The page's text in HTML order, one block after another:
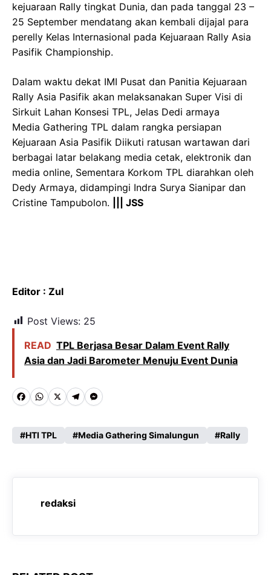
kejuaraan Rally tingkat Dunia, dan pada tanggal 23 –
25 September mendatang akan kembali dijajal para
perelly Kelas Internasional pada Kejuaraan Rally Asia
Pasifik Championship.
Dalam waktu dekat IMI Pusat dan Panitia Kejuaraan
Rally Asia Pasifik akan melaksanakan Super Visi di
Sirkuit Lahan Konsesi TPL, Jelas Dedi armaya
Media Gathering TPL dalam rangka persiapan
Kejuaraan Asia Pasifik Diikuti ratusan wartawan dari
berbagai latar belakang media cetak, elektronik dan
media online, Sementara Korkom TPL diarahkan oleh
Dedy Armaya, didampingi Indra Surya Sianipar dan
Cristine Tampubolon.
||| JSS
Editor : Zul
Post Views: 25
READ TPL Berjasa Besar Dalam Event Rally
Asia dan Jadi Barometer Menuju Event Dunia
F
c
b
k
W
a
s
A
p
X T
l
g
r
m
M
s
e
e
HTI TPL Media Gathering Simalungun Rally
redaksi